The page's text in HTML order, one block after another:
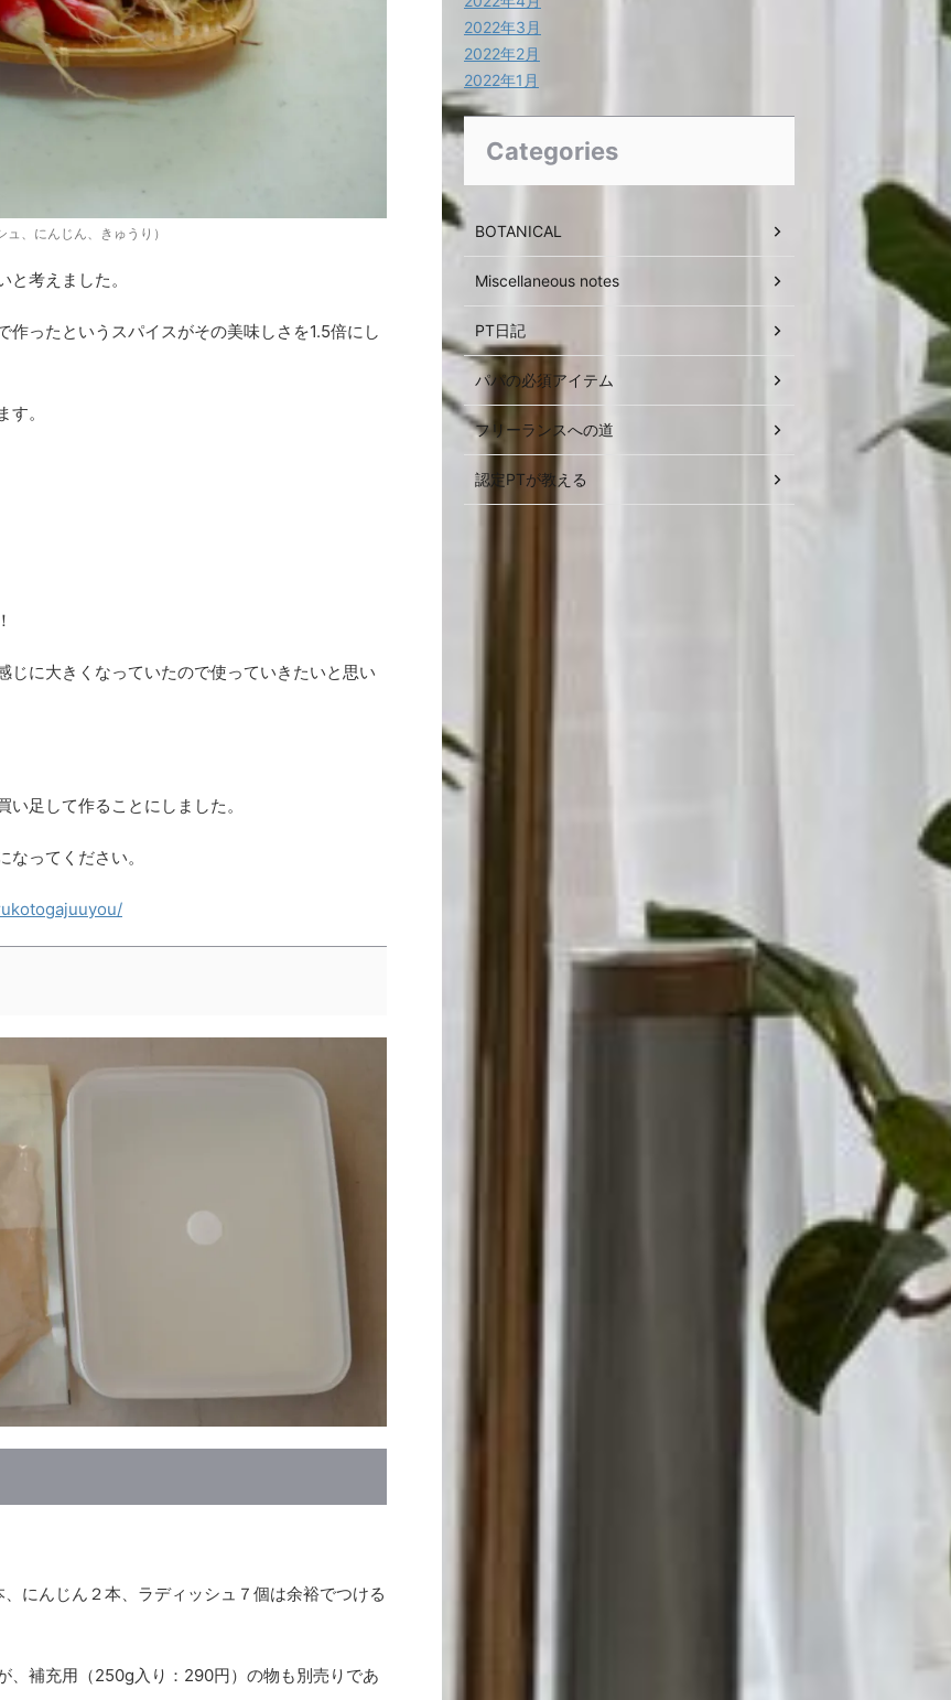
ュ、にんじん、きゅうり）
考えました。
ったというスパイスがその美味しさを1.5倍にし
。
じに大きくなっていたので使っていきたいと思い
足して作ることにしました。
ってください。
にんじん２本、ラディッシュ７個は余裕でつける
、補充用（250g入り：290円）の物も別売りであ
2022年3月
2022年2月
2022年1月
Categories
BOTANICAL
Miscellaneous notes
PT日記
パパの必須アイテム
フリーランスへの道
認定PTが教える